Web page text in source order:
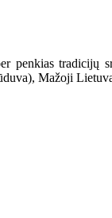
penkias tradicijų
Mažoji